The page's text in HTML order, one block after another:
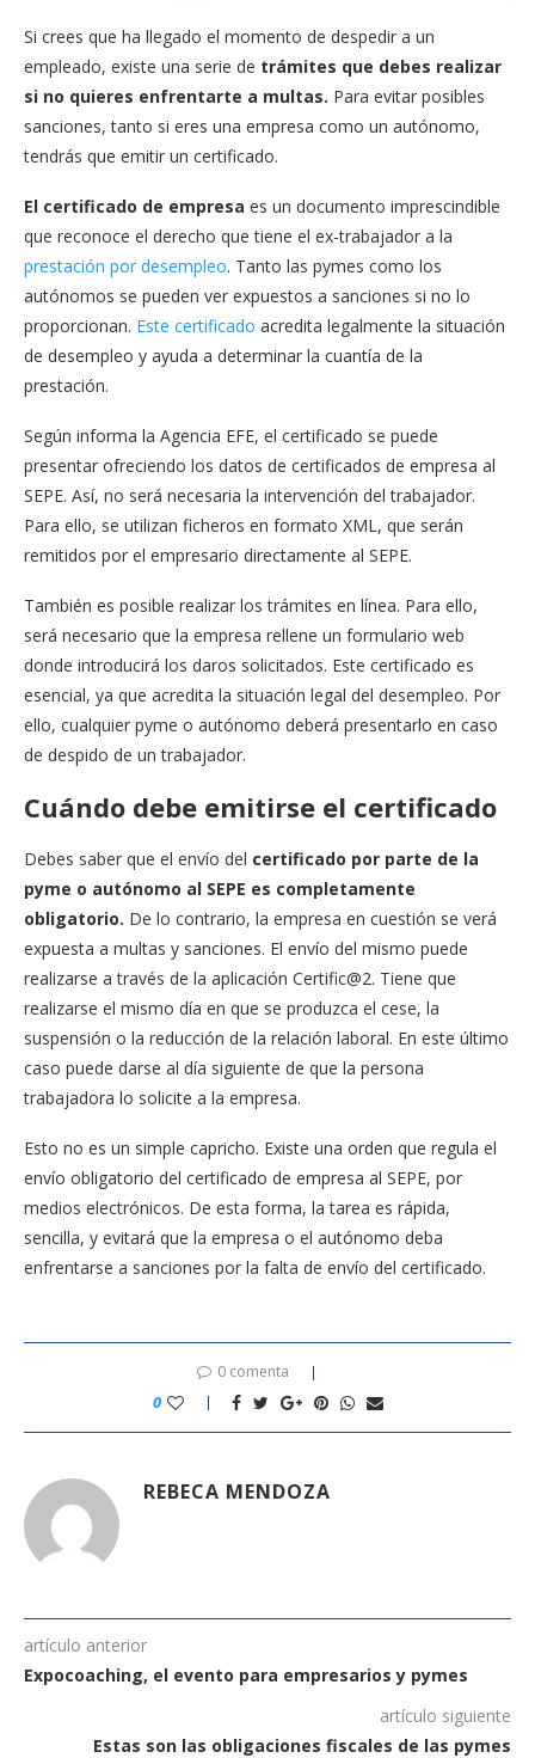
Si crees que ha llegado el momento de despedir a un
empleado, existe una serie de trámites que debes realizar
si no quieres enfrentarte a multas. Para evitar posibles
sanciones, tanto si eres una empresa como un autónomo,
tendrás que emitir un certificado.
El certificado de empresa es un documento imprescindible
que reconoce el derecho que tiene el ex-trabajador a la
prestación por desempleo. Tanto las pymes como los
autónomos se pueden ver expuestos a sanciones si no lo
proporcionan. Este certificado acredita legalmente la situación
de desempleo y ayuda a determinar la cuantía de la
prestación.
Según informa la Agencia EFE, el certificado se puede
presentar ofreciendo los datos de certificados de empresa al
SEPE. Así, no será necesaria la intervención del trabajador.
Para ello, se utilizan ficheros en formato XML, que serán
remitidos por el empresario directamente al SEPE.
También es posible realizar los trámites en línea. Para ello,
será necesario que la empresa rellene un formulario web
donde introducirá los daros solicitados. Este certificado es
esencial, ya que acredita la situación legal del desempleo. Por
ello, cualquier pyme o autónomo deberá presentarlo en caso
de despido de un trabajador.
Cuándo debe emitirse el certificado
Debes saber que el envío del certificado por parte de la
pyme o autónomo al SEPE es completamente
obligatorio. De lo contrario, la empresa en cuestión se verá
expuesta a multas y sanciones. El envío del mismo puede
realizarse a través de la aplicación Certific@2. Tiene que
realizarse el mismo día en que se produzca el cese, la
suspensión o la reducción de la relación laboral. En este último
caso puede darse al día siguiente de que la persona
trabajadora lo solicite a la empresa.
Esto no es un simple capricho. Existe una orden que regula el
envío obligatorio del certificado de empresa al SEPE, por
medios electrónicos. De esta forma, la tarea es rápida,
sencilla, y evitará que la empresa o el autónomo deba
enfrentarse a sanciones por la falta de envío del certificado.
0 comenta
0
REBECA MENDOZA
artículo anterior
Expocoaching, el evento para empresarios y pymes
artículo siguiente
Estas son las obligaciones fiscales de las pymes